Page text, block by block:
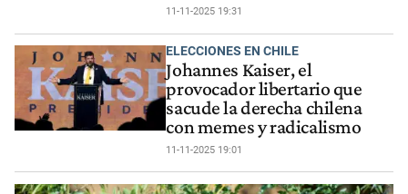
11-11-2025 19:31
ELECCIONES EN CHILE
Johannes Kaiser, el
provocador libertario que
sacude la derecha chilena
con memes y radicalismo
11-11-2025 19:01